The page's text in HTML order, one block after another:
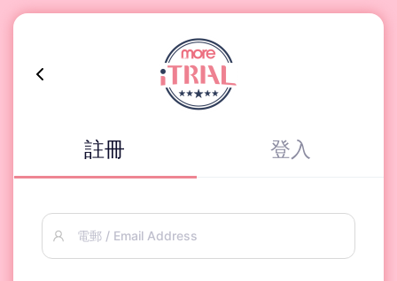
註冊 登入
電郵 / Email Address